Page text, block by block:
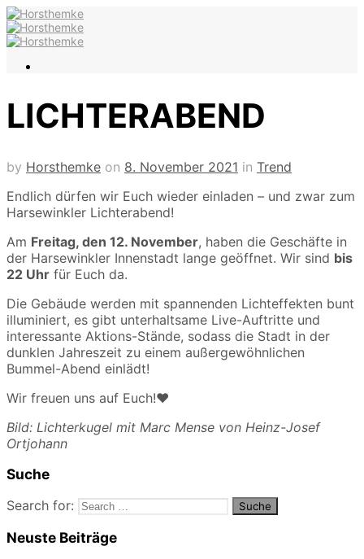
LICHTERABEND
by Horsthemke on 8. November 2021 in Trend
Endlich dürfen wir Euch wieder einladen – und zwar zum
Harsewinkler Lichterabend!
Am Freitag, den 12. November, haben die Geschäfte in
der Harsewinkler Innenstadt lange geöffnet. Wir sind bis
22 Uhr für Euch da.
Die Gebäude werden mit spannenden Lichteffekten bunt
illuminiert, es gibt unterhaltsame Live-Auftritte und
interessante Aktions-Stände, sodass die Stadt in der
dunklen Jahreszeit zu einem außergewöhnlichen
Bummel-Abend einlädt!
Wir freuen uns auf Euch!❤️
Bild: Lichterkugel mit Marc Mense von Heinz-Josef
Ortjohann
Suche
Search for:
Neuste Beiträge